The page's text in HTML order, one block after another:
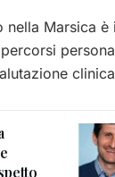
nella Marsica è